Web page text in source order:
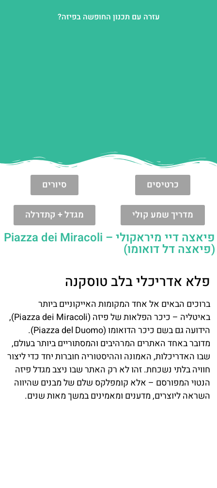
עזרה עם תכנון החופשה בפיזה?
כרטיסים סיורים
מדריך שמע קולי מגדל + קתדרלה
פיאצה דיי מיראקולי – Piazza dei Miracoli
(פיאצה דל דואומו)
פלא אדריכלי בלב טוסקנה
ברוכים הבאים אל אחד המקומות האייקוניים ביותר
באיטליה – כיכר הפלאות של פיזה (Piazza dei Miracoli),
הידועה גם בשם כיכר הדואומו (Piazza del Duomo).
מדובר באחד האתרים המרהיבים והמסתוריים ביותר בעולם,
שבו האדריכלות, האמונה וההיסטוריה חוברות יחד כדי ליצור
חוויה בלתי נשכחת. זהו לא רק האתר שבו ניצב מגדל פיזה
הנטוי המפורסם – אלא קומפלקס שלם של מבנים שהיווה
השראה ליוצרים, מדענים ומאמינים במשך מאות שנים.